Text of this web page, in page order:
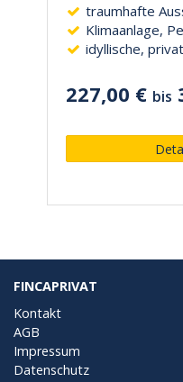
traumhafte
Klimaanlage,
idyllische,
227,00 € bis
FINCAPRIVAT
Kontakt
AGB
Impressum
Datenschutz